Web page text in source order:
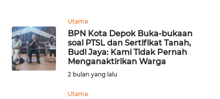
Utama
BPN Kota Depok Buka-bukaan
soal PTSL dan Sertifikat Tanah,
Budi Jaya: Kami Tidak Pernah
Menganaktirikan Warga
2 bulan yang lalu
Utama
WN
PAPUA
BARAT